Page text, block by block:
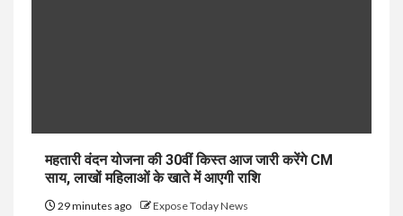
महतारी वंदन योजना की 30वीं किस्त आज जारी करेंगे CM
साय, लाखों महिलाओं के खाते में आएगी राशि
29 minutes ago Expose Today News